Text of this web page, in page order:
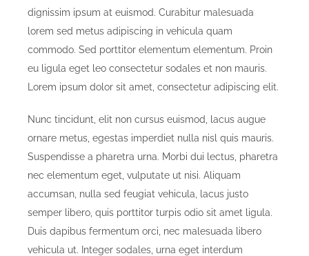
dignissim ipsum at euismod. Curabitur malesuada
lorem sed metus adipiscing in vehicula quam
commodo. Sed porttitor elementum elementum. Proin
eu ligula eget leo consectetur sodales et non mauris.
Lorem ipsum dolor sit amet, consectetur adipiscing elit.
Nunc tincidunt, elit non cursus euismod, lacus augue
ornare metus, egestas imperdiet nulla nisl quis mauris.
Suspendisse a pharetra urna. Morbi dui lectus, pharetra
nec elementum eget, vulputate ut nisi. Aliquam
accumsan, nulla sed feugiat vehicula, lacus justo
semper libero, quis porttitor turpis odio sit amet ligula.
Duis dapibus fermentum orci, nec malesuada libero
vehicula ut. Integer sodales, urna eget interdum